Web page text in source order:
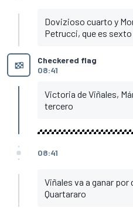
Dovizioso cuarto y
Petrucci, que es sexto
Checkered flag
08:41
Victoria de Viñales,
tercero
08:41
Viñales va a ganar por
Quartararo